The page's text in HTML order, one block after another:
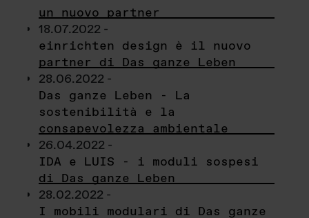
un nuovo partner
18.07.2022 -
einrichten design è il nuovo
partner di Das ganze Leben
28.06.2022 -
Das ganze Leben - La
sostenibilità e la
consapevolezza ambientale
26.04.2022 -
IDA e LUIS - i moduli sospesi
di Das ganze Leben
28.02.2022 -
I mobili modulari di Das ganze